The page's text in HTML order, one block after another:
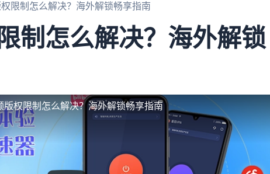
限制怎么解决？海外解锁畅享指南
制怎么解决？海外解锁
版权限制怎么解决？海外解锁畅享指南